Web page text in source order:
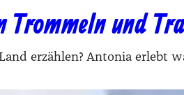
Trommeln und
erzählen? Antonia erlebt